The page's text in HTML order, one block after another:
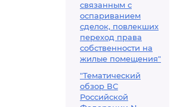
связанным с
оспариванием
сделок, повлекших
переход права
собственности на
жилые помещения"
"Тематический
обзор ВС
Российской